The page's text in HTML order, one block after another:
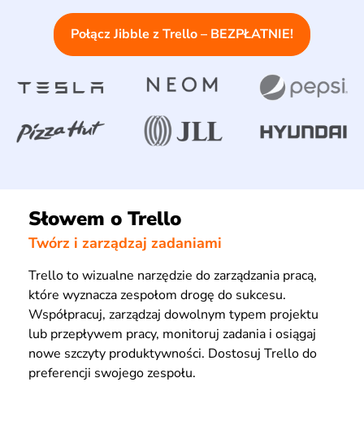
Połącz Jibble z Trello – BEZPŁATNIE!
Słowem o Trello
Twórz i zarządzaj zadaniami
Trello to wizualne narzędzie do zarządzania pracą,
które wyznacza zespołom drogę do sukcesu.
Współpracuj, zarządzaj dowolnym typem projektu
lub przepływem pracy, monitoruj zadania i osiągaj
nowe szczyty produktywności. Dostosuj Trello do
preferencji swojego zespołu.